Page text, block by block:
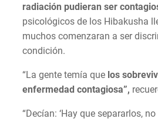
radiación pudieran ser
psicológicos de los Hibakusha
muchos comenzaran a ser
condición.
“La gente temía que los
enfermedad contagiosa”,
“Decían: ‘Hay que separarlos,